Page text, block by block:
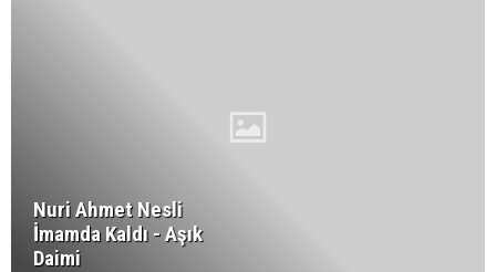
Nuri Ahmet Nesli
İmamda Kaldı - Aşık
Daimi